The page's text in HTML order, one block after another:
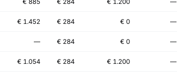
€ 1.452 € 284 € 0 —
— € 284 € 0 —
€ 1.054 € 284 € 1.200 —